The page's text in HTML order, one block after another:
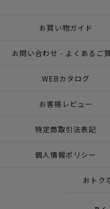
お買い物ガイド
お問い合わせ - よくあるご
WEBカタログ
お客様レビュー
特定商取引法表記
個人情報ポリシー
おトク